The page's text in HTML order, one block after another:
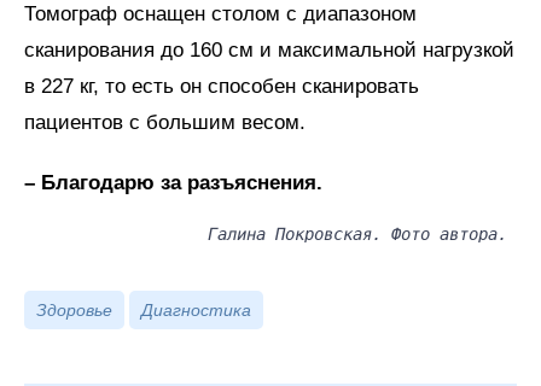
Томограф оснащен столом с диапазоном
сканирования до 160 см и максимальной нагрузкой
в 227 кг, то есть он способен сканировать
пациентов с большим весом.
– Благодарю за разъяснения.
Галина Покровская. Фото автора.
Здоровье Диагностика